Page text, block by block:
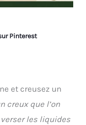
Pinterest
et creusez un
creux que l’on
les liquides